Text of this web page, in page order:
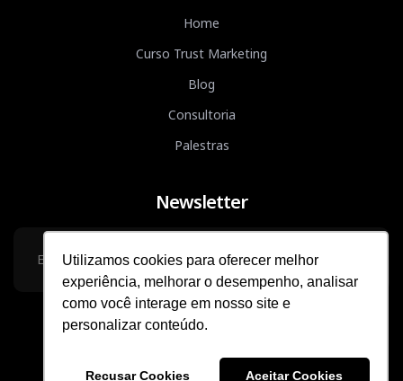
Utilizamos cookies para oferecer melhor
experiência, melhorar o desempenho, analisar
como você interage em nosso site e
personalizar conteúdo.
Recusar Cookies Aceitar Cookies
Home
Curso Trust Marketing
Blog
Consultoria
Palestras
Newsletter
Eu concordo com a
Beatz-Marketing Digital Indaiatuba